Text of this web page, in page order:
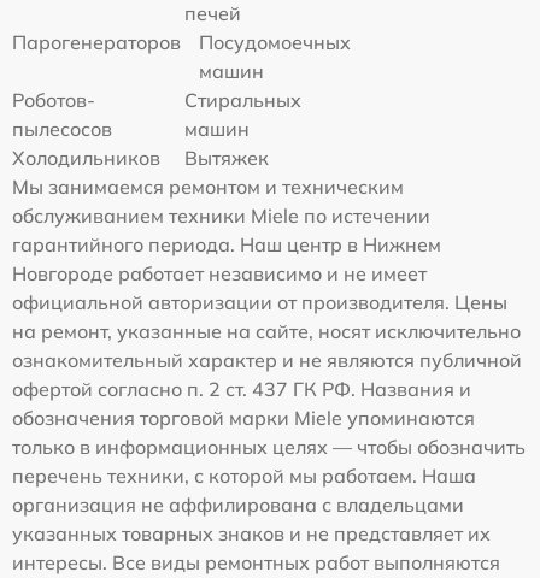
печей
Парогенераторов
Посудомоечных
машин
Роботов-
пылесосов
Стиральных
машин
Холодильников
Вытяжек
Мы занимаемся ремонтом и техническим
обслуживанием техники Miele по истечении
гарантийного периода. Наш центр в Нижнем
Новгороде работает независимо и не имеет
официальной авторизации от производителя. Цены
на ремонт, указанные на сайте, носят исключительно
ознакомительный характер и не являются публичной
офертой согласно п. 2 ст. 437 ГК РФ. Названия и
обозначения торговой марки Miele упоминаются
только в информационных целях — чтобы обозначить
перечень техники, с которой мы работаем. Наша
организация не аффилирована с владельцами
указанных товарных знаков и не представляет их
интересы. Все виды ремонтных работ выполняются